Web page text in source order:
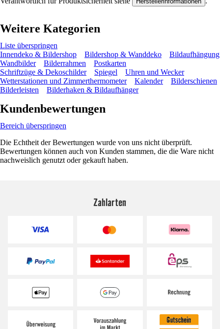
Weitere Kategorien
Liste überspringen
Innendeko & Bildershop
Bildershop & Wanddeko
Bildaufhängung
Wandbilder
Bilderrahmen
Postkarten
Schriftzüge & Dekoschilder
Spiegel
Uhren und Wecker
Wetterstationen und Zimmerthermometer
Kalender
Bilderschienen
Bilderleisten
Bilderhaken & Bildaufhänger
Kundenbewertungen
Bereich überspringen
Die Echtheit der Bewertungen wurde von uns nicht überprüft.
Bewertungen können auch von Kunden stammen, die die Ware nicht
nachweislich genutzt oder gekauft haben.
Zahlarten